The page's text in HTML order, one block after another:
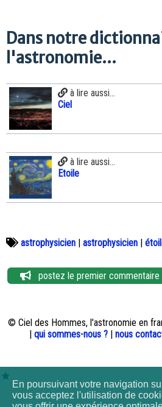
Dans notre
l'astronomie...
à lire aussi...
Ciel
à lire aussi...
Etoile
astrophysicien | astrophysicien |
postez le premier commentaire
© Ciel des Hommes, l'astronomie en
| qui sommes-nous ? | nous
En poursuivant votre navigation
vous acceptez l'utilisation de